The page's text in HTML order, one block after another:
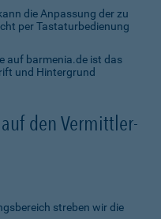
die Anpassung der zu
per Tastaturbedienung
auf barmenia.de ist das
und Hintergrund
den Vermittler-
streben wir die